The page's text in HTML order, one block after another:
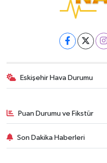
Eskişehir Hava Durumu
Puan Durumu ve Fikstür
Son Dakika Haberleri